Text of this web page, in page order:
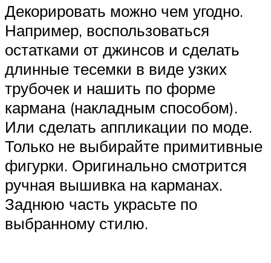
Декорировать можно чем угодно.
Например, воспользоваться
остатками от джинсов и сделать
длинные тесемки в виде узких
трубочек и нашить по форме
кармана (накладным способом).
Или сделать аппликации по моде.
Только не выбирайте примитивные
фигурки. Оригинально смотрится
ручная вышивка на карманах.
Заднюю часть украсьте по
выбранному стилю.